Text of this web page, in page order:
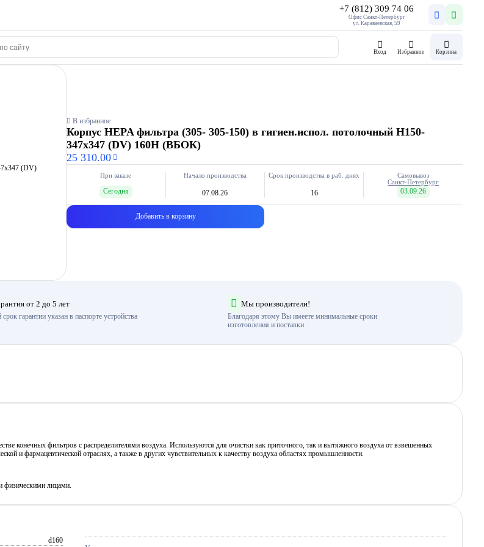
+7 (812) 309 74 06
Офис Санкт-Петербург
ул. Караваевская, 59
Вход Избранное Корзина
В избранное
Корпус HEPA фильтра (305- 305-150) в гигиен.испол. потолочный H150-
347х347 (DV) 160Н (ВБОК)
25 310.00
При заказе
Сегодня
Начало производства
07.08.26
Срок производства в раб. днях
16
Самовывоз
Санкт-Петербург
03.09.26
Добавить в корзину
от 2 до 5 лет
гарантии указан в паспорте устройства
Мы производители!
Благодаря этому Вы имеете минимальные сроки
изготовления и поставки
конечных фильтров с распределителями воздуха. Используются для очистки как приточного, так и вытяжного воздуха от взвешенных
и фармацевтической отраслях, а также в других чувствительных к качеству воздуха областях промышленности.
физическими лицами.
d160